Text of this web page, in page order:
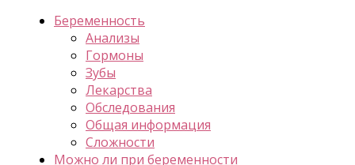
Беременность
Анализы
Гормоны
Зубы
Лекарства
Обследования
Общая информация
Сложности
Можно ли при беременности